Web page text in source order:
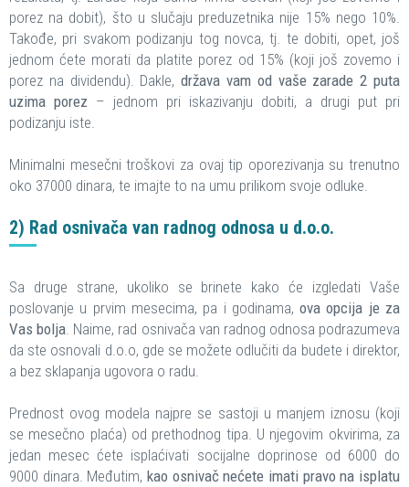
porez na dobit), što u slučaju preduzetnika nije 15% nego 10%.
Takođe, pri svakom podizanju tog novca, tj. te dobiti, opet, još
jednom ćete morati da platite porez od 15% (koji još zovemo i
porez na dividendu). Dakle,država vam od vaše zarade 2 puta
uzima porez – jednom pri iskazivanju dobiti, a drugi put pri
podizanju iste.
Minimalni mesečni troškovi za ovaj tip oporezivanja su trenutno
oko 37000 dinara, te imajte to na umu prilikom svoje odluke.
2) Rad osnivača van radnog odnosa u d.o.o.
Sa druge strane, ukoliko se brinete kako će izgledati Vaše
poslovanje u prvim mesecima, pa i godinama,ova opcija je za
Vas bolja. Naime, rad osnivača van radnog odnosa podrazumeva
da ste osnovali d.o.o, gde se možete odlučiti da budete i direktor,
a bez sklapanja ugovora o radu.
Prednost ovog modela najpre se sastoji u manjem iznosu (koji
se mesečno plaća) od prethodnog tipa. U njegovim okvirima, za
jedan mesec ćete isplaćivati socijalne doprinose od 6000 do
9000 dinara. Međutim, kao osnivač nećete imati pravo na isplatu